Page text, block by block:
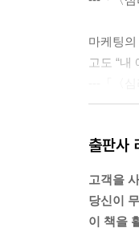
마케팅
고도 “내
효과를
---「〈
중요한
출판사
고객을
당신이
이 책을